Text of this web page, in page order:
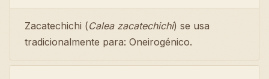
Zacatechichi (Calea zacatechichi) se usa
tradicionalmente para: Oneirogénico.